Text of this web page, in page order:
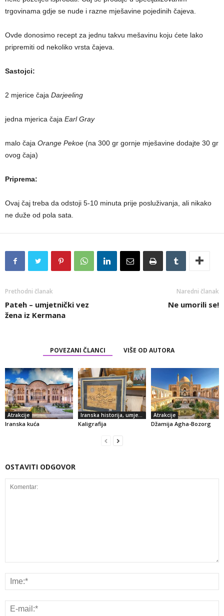
trgovinama gdje se nude i razne mješavine pojedinih čajeva.
Ovde donosimo recept za jednu takvu mešavinu koju ćete lako
pripremiti od nekoliko vrsta čajeva.
Sastojci:
2 mjerice čaja Darjeeling
jedna mjerica čaja Earl Gray
malo čaja Orange Pekoe (na 300 gr gornje mješavine dodajte 30 gr
ovog čaja)
Priprema:
Ovaj čaj treba da odstoji 5-10 minuta prije posluživanja, ali nikako
ne duže od pola sata.
Prethodni članak
Pateh – umjetnički vez
žena iz Kermana
Naredni članak
Ne umorili se!
POVEZANI ČLANCI VIŠE OD AUTORA
Atrakcije
Iranska kuća
Iranska historija, umjetnost i kultura
Kaligrafija
Atrakcije
Džamija Agha-Bozorg
OSTAVITI ODGOVOR